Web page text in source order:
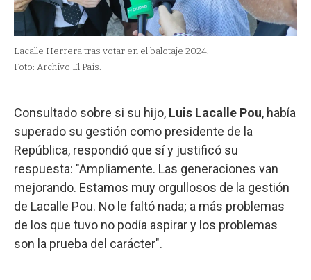
Lacalle Herrera tras votar en el balotaje 2024.
Foto: Archivo El País.
Consultado sobre si su hijo, Luis Lacalle Pou, había
superado su gestión como presidente de la
República, respondió que sí y justificó su
respuesta: "Ampliamente. Las generaciones van
mejorando. Estamos muy orgullosos de la gestión
de Lacalle Pou. No le faltó nada; a más problemas
de los que tuvo no podía aspirar y los problemas
son la prueba del carácter".